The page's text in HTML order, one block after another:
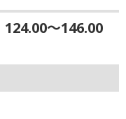
～146.00